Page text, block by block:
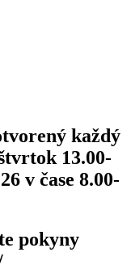
každý
13.00-
v čase 8.00-
pokyny